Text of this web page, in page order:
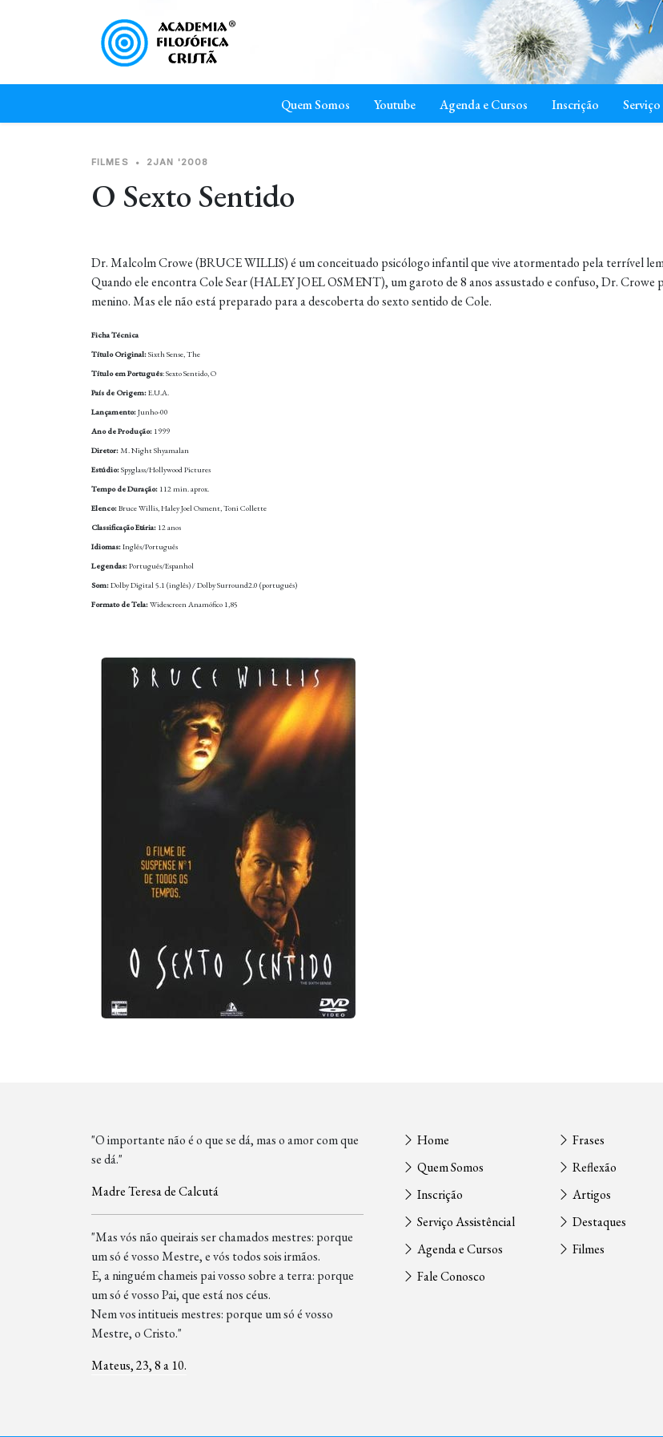
Quem Somos Youtube Agenda e Cursos Inscrição
FILMES • 2JAN '2008
O Sexto Sentido
Dr. Malcolm Crowe (BRUCE WILLIS) é um conceituado psicólogo infantil que vive atormentado pela terrível
Quando ele encontra Cole Sear (HALEY JOEL OSMENT), um garoto de 8 anos assustado e confuso, Dr.
menino. Mas ele não está preparado para a descoberta do sexto sentido de Cole.
Ficha Técnica
Título Original:Sixth Sense, The
Título em Português: Sexto Sentido, O
País de Origem:E.U.A.
Lançamento:Junho-00
Ano de Produção: 1999
Diretor: M. Night Shyamalan
Estúdio:Spyglass/Hollywood Pictures
Tempo de Duração: 112 min. aprox.
Elenco:Bruce Willis, Haley Joel Osment, Toni Collette
Classificação Etária: 12 anos
Idiomas:Inglês/Português
Legendas:Português/Espanhol
Som:Dolby Digital 5.1 (inglês) / Dolby Surround2.0 (português)
Formato de Tela:Widescreen Anamófico 1,85
"O importante não é o que se dá, mas o amor com que
se dá."
Madre Teresa de Calcutá
"Mas vós não queirais ser chamados mestres: porque
um só é vosso Mestre, e vós todos sois irmãos.
E, a ninguém chameis pai vosso sobre a terra: porque
um só é vosso Pai, que está nos céus.
Nem vos intitueis mestres: porque um só é vosso
Mestre, o Cristo."
Mateus, 23, 8 a 10.
Home
Quem Somos
Inscrição
Serviço Assistêncial
Agenda e Cursos
Fale Conosco
Frases
Reflexão
Artigos
Destaques
Filmes